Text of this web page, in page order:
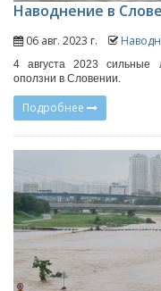
Наводнение в
06 авг. 2023 г.
4 августа 2023 сильные
оползни в Словении.
Подробнее